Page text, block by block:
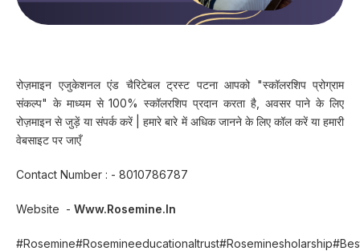
रोज़माइन एजुकेशनल एंड चैरिटेबल ट्रस्ट पटना आपको "स्कॉलरशिप प्रोग्राम
संकल्प" के माध्यम से 100% स्कॉलरशिप प्रदान करता है, अवसर पाने के लिए
रोज़माइन से जुड़ें या संपर्क करें | हमारे बारे में अधिक जानने के लिए कॉल करें या हमारी
वेबसाइट पर जाएँ
Contact Number : - 8010786787
Website - Www.rosemine.in